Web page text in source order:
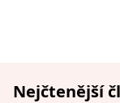
Nejčtenější